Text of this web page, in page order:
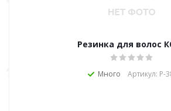
Резинка для волос
Много Артикул: Р-